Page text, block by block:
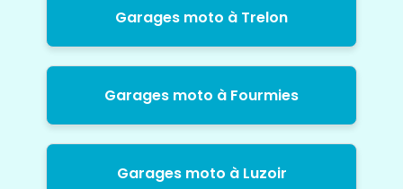
Garages moto à Trelon
Garages moto à Fourmies
Garages moto à Luzoir